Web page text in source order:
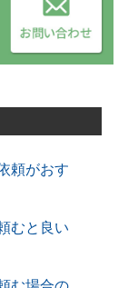
頼がおす
むと良い